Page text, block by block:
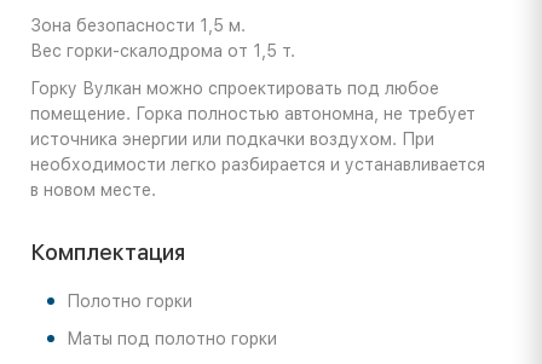
Зона безопасности 1,5 м.
Вес горки-скалодрома от 1,5 т.
Горку Вулкан можно спроектировать под любое
помещение. Горка полностью автономна, не требует
источника энергии или подкачки воздухом. При
необходимости легко разбирается и устанавливается
в новом месте.
Комплектация
Полотно горки
Маты под полотно горки